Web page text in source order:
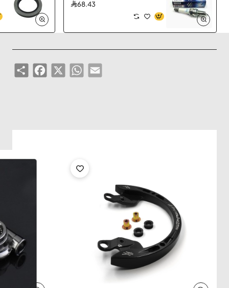
68.43
Share
Facebook X
WhatsApp Email